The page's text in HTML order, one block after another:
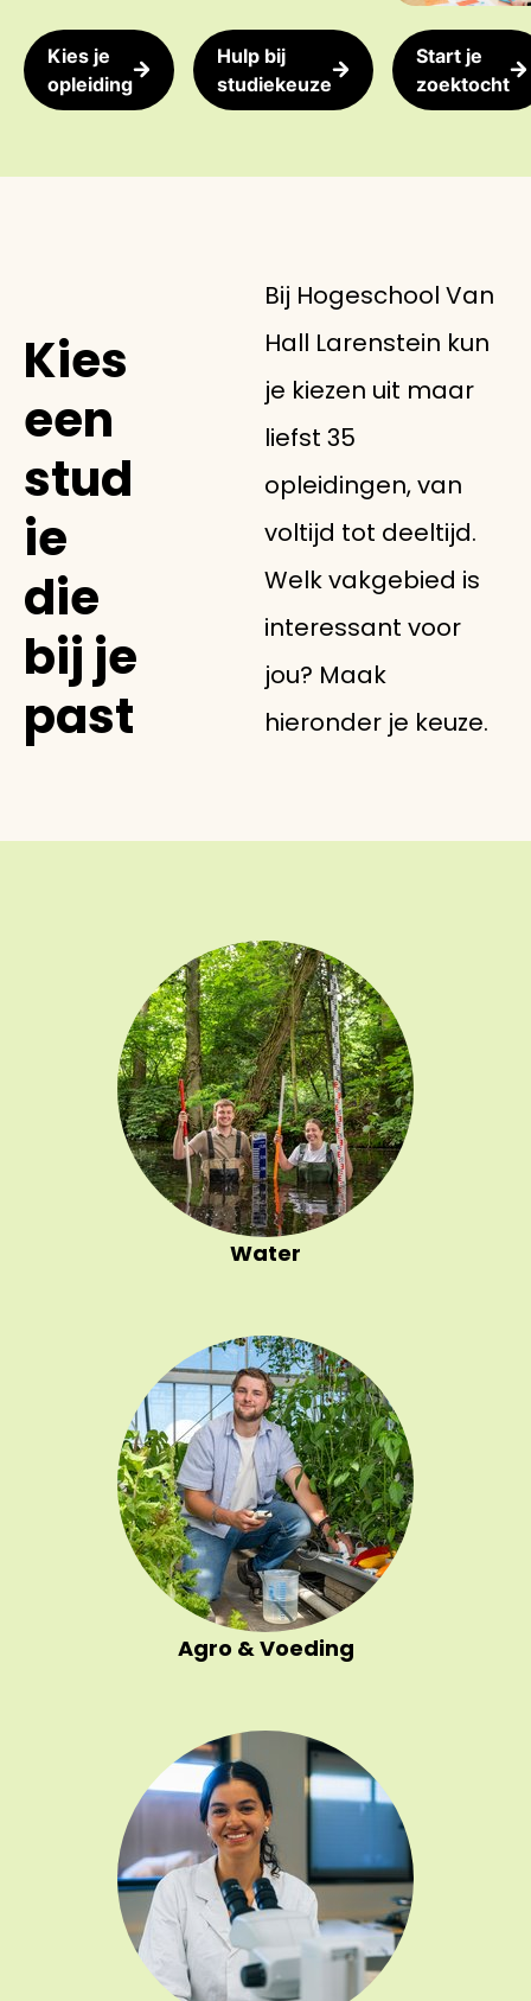
Kies je
opleiding
Hulp bij
studiekeuze
Start je
zoektocht
Kies
een
stud
ie
die
bij je
past
Bij Hogeschool Van
Hall Larenstein kun
je kiezen uit maar
liefst 35
opleidingen, van
voltijd tot deeltijd.
Welk vakgebied is
interessant voor
jou? Maak
hieronder je keuze.
Water
Agro & Voeding